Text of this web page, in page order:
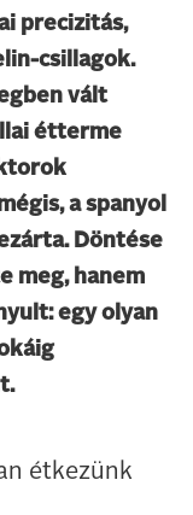
precizitás,
csillagok.
vált
étterme
a spanyol
Döntése
meg, hanem
egy olyan
étkezünk